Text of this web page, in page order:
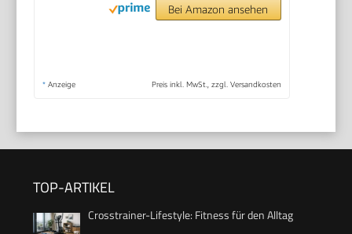
Bei Amazon ansehen
* Anzeige Preis inkl. MwSt., zzgl. Versandkosten
TOP-ARTIKEL
Crosstrainer-Lifestyle: Fitness für den Alltag